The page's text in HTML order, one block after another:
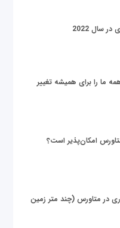
ما را برای همیشه تغییر
متاورس امکان‌پذیر است؟
دلاری در متاورس (چند متر زمین